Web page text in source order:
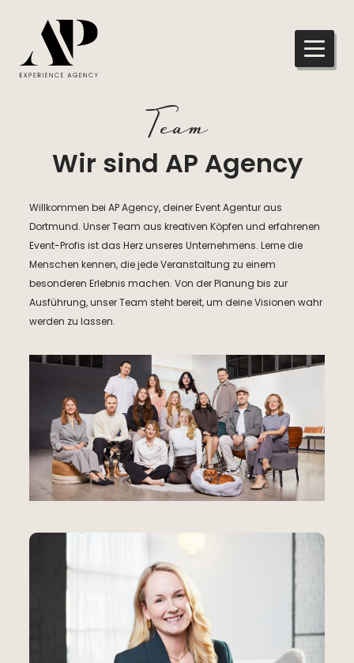
Team
Wir sind AP Agency
Willkommen bei AP Agency, deiner Event Agentur aus
Dortmund. Unser Team aus kreativen Köpfen und erfahrenen
Event-Profis ist das Herz unseres Unternehmens. Lerne die
Menschen kennen, die jede Veranstaltung zu einem
besonderen Erlebnis machen. Von der Planung bis zur
Ausführung, unser Team steht bereit, um deine Visionen wahr
werden zu lassen.